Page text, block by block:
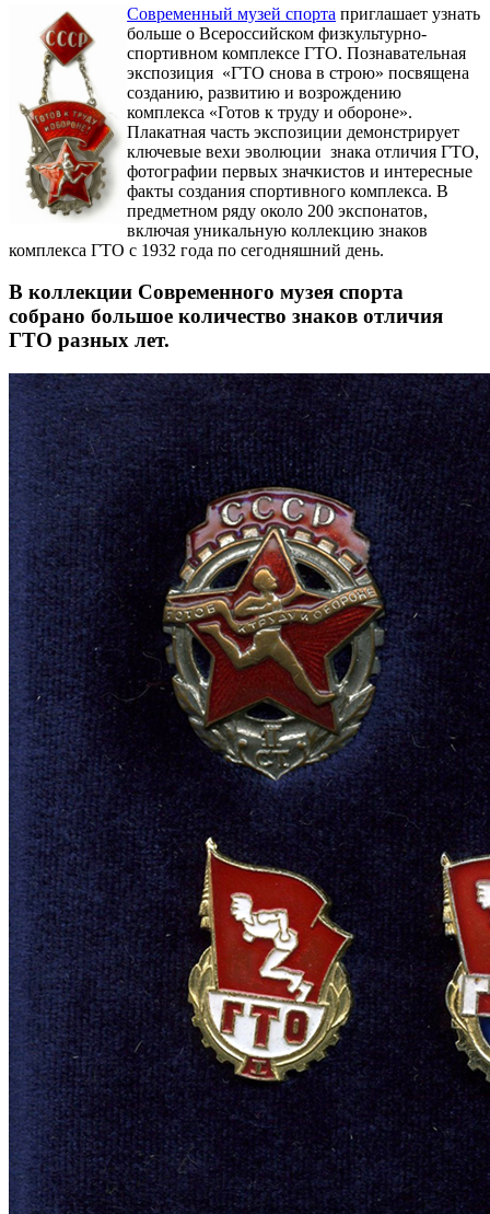
Современный музей спорта приглашает узнать
больше о Всероссийском физкультурно-
спортивном комплексе ГТО. Познавательная
экспозиция «ГТО снова в строю» посвящена
созданию, развитию и возрождению
комплекса «Готов к труду и обороне».
Плакатная часть экспозиции демонстрирует
ключевые вехи эволюции знака отличия ГТО,
фотографии первых значкистов и интересные
факты создания спортивного комплекса. В
предметном ряду около 200 экспонатов,
включая уникальную коллекцию знаков
комплекса ГТО с 1932 года по сегодняшний день.
В коллекции Современного музея спорта
собрано большое количество знаков отличия
ГТО разных лет.